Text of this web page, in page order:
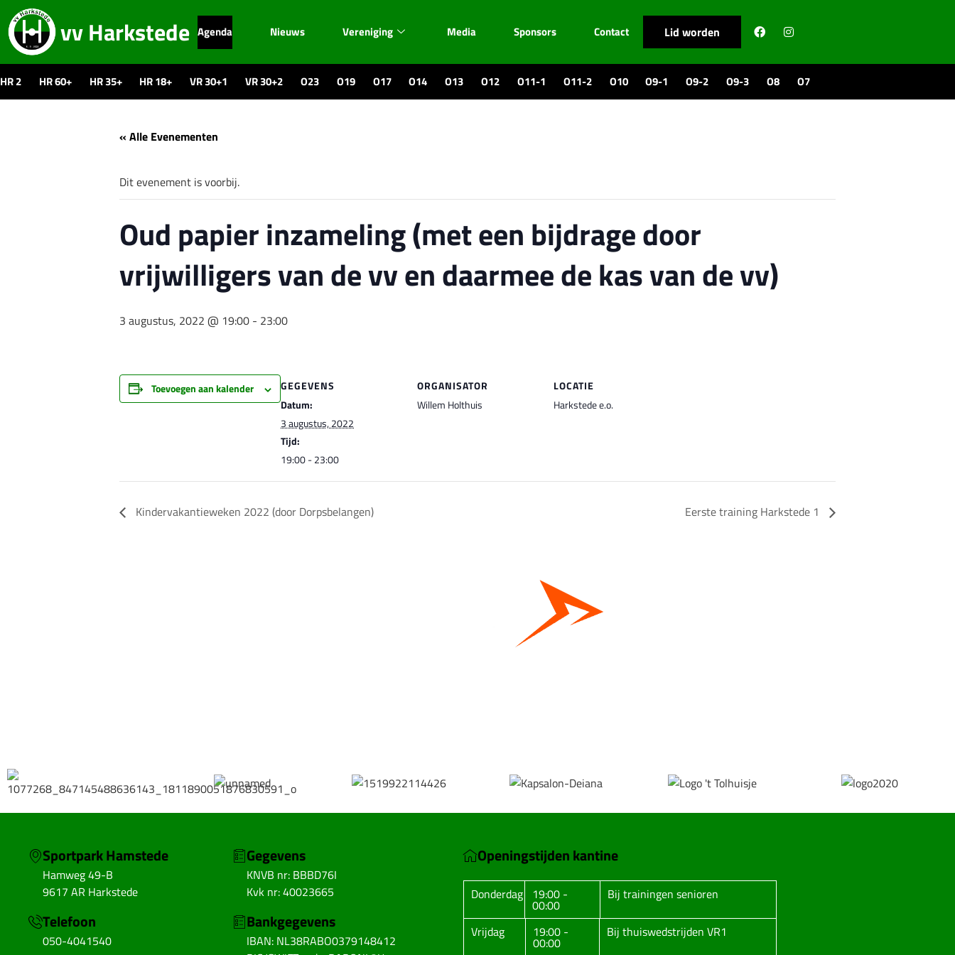
vv Harkstede Agenda Nieuws Vereniging Media Sponsors Contact Lid worden
HR 2 HR 60+ HR 35+ HR 18+ VR 30+1 VR 30+2 O23 O19 O17 O14 O13 O12 O11-1 O11-2 O10 O9-1 O9-2 O9-3 O8 O7
« Alle Evenementen
Dit evenement is voorbij.
Oud papier inzameling (met een bijdrage door
vrijwilligers van de vv en daarmee de kas van de vv)
3 augustus, 2022 @ 19:00 - 23:00
Toevoegen aan kalender
GEGEVENS
Datum:
3 augustus, 2022
Tijd:
19:00 - 23:00
ORGANISATOR
Willem Holthuis
LOCATIE
Harkstede e.o.
Kindervakantieweken 2022 (door Dorpsbelangen) Eerste training Harkstede 1
Sportpark Hamstede
Hamweg 49-B
9617 AR Harkstede
Telefoon
050-4041540
Gegevens
KNVB nr: BBBD76I
Kvk nr: 40023665
Bankgegevens
IBAN: NL38RABO0379148412
Openingstijden kantine
Donderdag 19:00 -
00:00
Bij trainingen senioren
Vrijdag 19:00 -
00:00
Bij thuiswedstrijden VR1